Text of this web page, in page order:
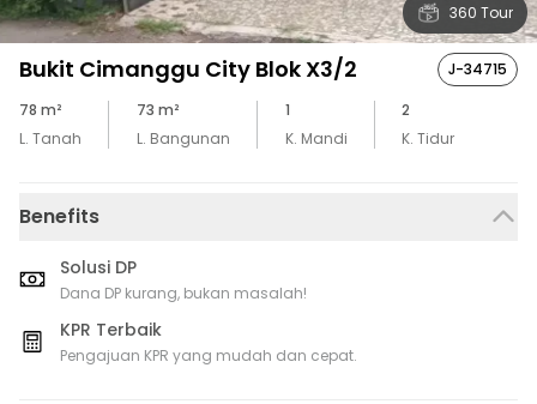
360 Tour
Bukit Cimanggu City Blok X3/2
J-34715
78 m²
L. Tanah
73 m²
L. Bangunan
1
K. Mandi
2
K. Tidur
Benefits
Solusi DP
Dana DP kurang, bukan masalah!
KPR Terbaik
Pengajuan KPR yang mudah dan cepat.